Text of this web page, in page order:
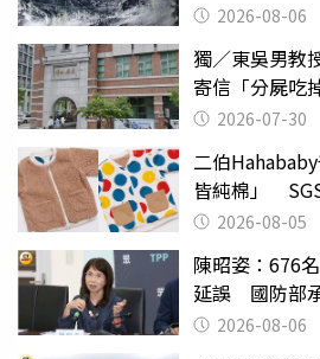
2026-08-06
獨／東吳男
寄信「分屍吃
關 2026-07-30
二伯
皆純棉」
聚酯纖維
2026-08-05
陳昭姿：676
延誤 國防部
2026-08-06